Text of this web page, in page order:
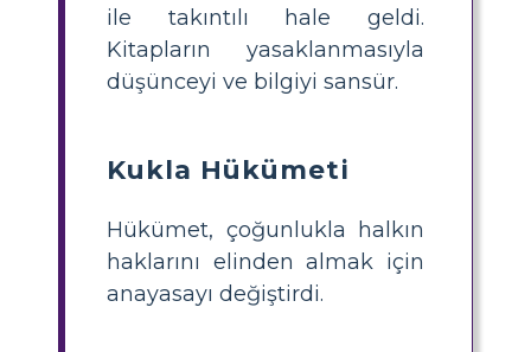
ile takıntılı hale geldi.
Kitapların yasaklanmasıyla
düşünceyi ve bilgiyi sansür.
Kukla Hükümeti
Hükümet, çoğunlukla halkın
haklarını elinden almak için
anayasayı değiştirdi.